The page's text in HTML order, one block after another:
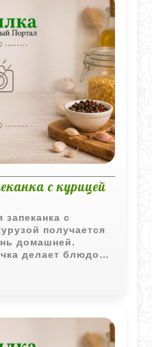
с курицей
с
получается
домашней.
делает блюдо